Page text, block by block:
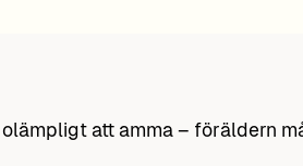
att amma – föräldern